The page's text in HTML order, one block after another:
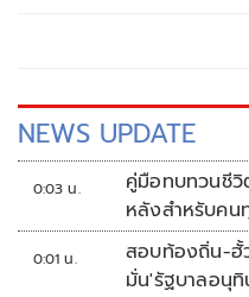
NEWS UPDATE
0:03 น.
คู่มือทบทวนชีวิ
หลังสำหรับคน
0:01 น.
สอบท้องถิ่น-ฮั้
มั่น'รัฐบาลอนุทิ